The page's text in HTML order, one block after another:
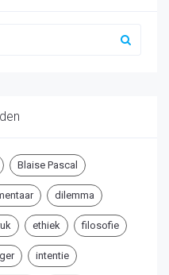
Blaise Pascal
dilemma
ethiek filosofie
intentie